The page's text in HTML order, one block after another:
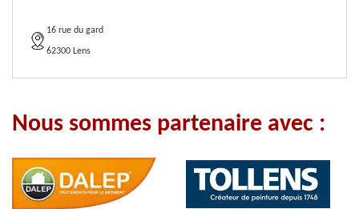
16 rue du gard
62300 Lens
Nous sommes partenaire avec :